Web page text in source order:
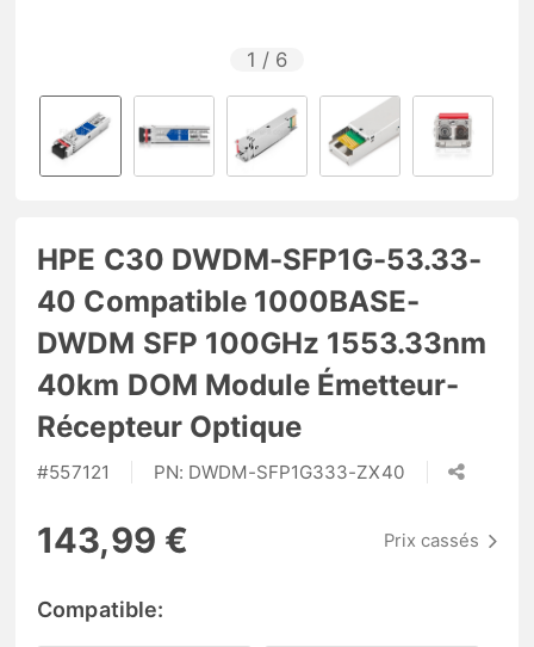
1 / 6
HPE C30 DWDM-SFP1G-53.33-
40 Compatible 1000BASE-
DWDM SFP 100GHz 1553.33nm
40km DOM Module Émetteur-
Récepteur Optique
#557121 PN: DWDM-SFP1G333-ZX40
143,99 € Prix cassés
Compatible: